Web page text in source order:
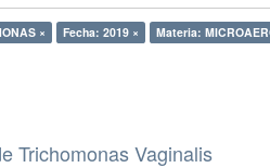
× Fecha: 2019 × Materia:
Trichomonas Vaginalis